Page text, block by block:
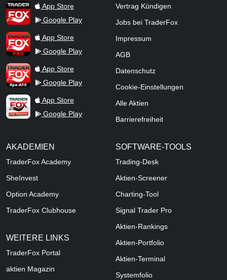
TraderFox AppApp Store
Google Play
TraderFox ProApp Store
Google Play
TraderFox dpa-AFX ProFeed
App Store
Google Play
TraderFox Live Trading
App Store
Google Play
Vertrag Kündigen
Jobs bei TraderFox
Impressum
AGB
Datenschutz
Cookie-Einstellungen
Alle Aktien
Barrierefreiheit
AKADEMIEN
TraderFox Academy
SheInvest
Option Academy
TraderFox Clubhouse
WEITERE LINKS
TraderFox Portal
aktien Magazin
SOFTWARE-TOOLS
Trading-Desk
Aktien-Screener
Charting-Tool
Signal Trader Pro
Aktien-Rankings
Aktien-Portfolio
Aktien-Terminal
Systemfolio